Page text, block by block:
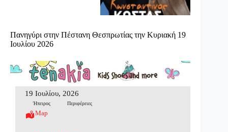
Πανηγύρι στην Πέστανη Θεσπρωτίας την Κυριακή 19
Ιουλίου 2026
19 Ιουλίου, 2026
Ήπειρος Περιφέρειες
Map